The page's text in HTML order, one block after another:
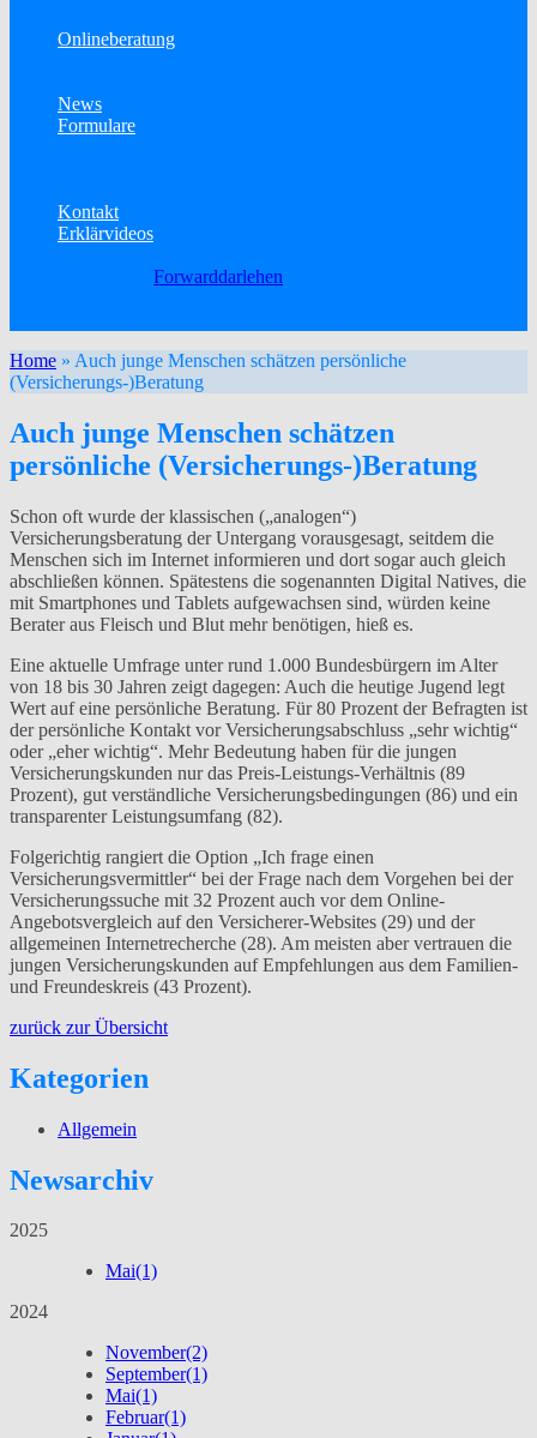
Onlineberatung
News
Formulare
Kontakt
Erklärvideos
Forwarddarlehen
Home » Auch junge Menschen schätzen persönliche
(Versicherungs-)Beratung
Auch junge Menschen schätzen
persönliche (Versicherungs-)Beratung
Schon oft wurde der klassischen („analogen“)
Versicherungsberatung der Untergang vorausgesagt, seitdem die
Menschen sich im Internet informieren und dort sogar auch gleich
abschließen können. Spätestens die sogenannten Digital Natives, die
mit Smartphones und Tablets aufgewachsen sind, würden keine
Berater aus Fleisch und Blut mehr benötigen, hieß es.
Eine aktuelle Umfrage unter rund 1.000 Bundesbürgern im Alter
von 18 bis 30 Jahren zeigt dagegen: Auch die heutige Jugend legt
Wert auf eine persönliche Beratung. Für 80 Prozent der Befragten ist
der persönliche Kontakt vor Versicherungsabschluss „sehr wichtig“
oder „eher wichtig“. Mehr Bedeutung haben für die jungen
Versicherungskunden nur das Preis-Leistungs-Verhältnis (89
Prozent), gut verständliche Versicherungsbedingungen (86) und ein
transparenter Leistungsumfang (82).
Folgerichtig rangiert die Option „Ich frage einen
Versicherungsvermittler“ bei der Frage nach dem Vorgehen bei der
Versicherungssuche mit 32 Prozent auch vor dem Online-
Angebotsvergleich auf den Versicherer-Websites (29) und der
allgemeinen Internetrecherche (28). Am meisten aber vertrauen die
jungen Versicherungskunden auf Empfehlungen aus dem Familien-
und Freundeskreis (43 Prozent).
zurück zur Übersicht
Kategorien
Allgemein
Newsarchiv
2025
Mai(1)
2024
November(2)
September(1)
Mai(1)
Februar(1)